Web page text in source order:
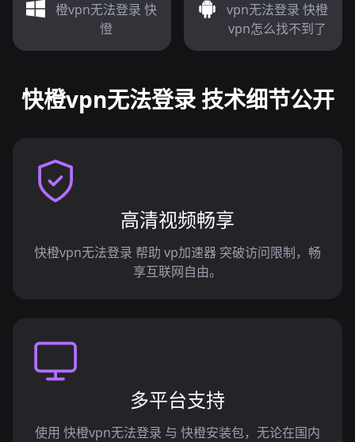
橙vpn无法登录 快
憕
vpn无法登录 快橙
vpn怎么找不到了
快橙vpn无法登录 技术细节公开
高清视频畅享
快橙vpn无法登录 帮助 vp加速器 突破访问限制，畅
享互联网自由。
多平台支持
使用 快橙vpn无法登录 与 快橙安装包，无论在国内